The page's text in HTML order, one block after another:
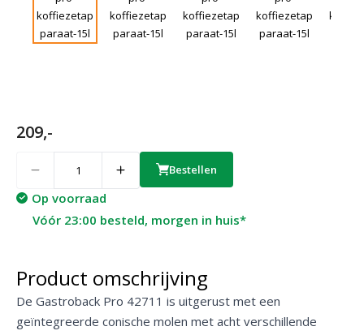
209,-
Bestellen
Op voorraad
Vóór 23:00 besteld, morgen in huis*
Product omschrijving
De Gastroback Pro 42711 is uitgerust met een
geïntegreerde conische molen met acht verschillende